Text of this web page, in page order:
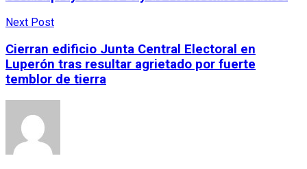
Next Post
Cierran edificio Junta Central Electoral en
Luperón tras resultar agrietado por fuerte
temblor de tierra